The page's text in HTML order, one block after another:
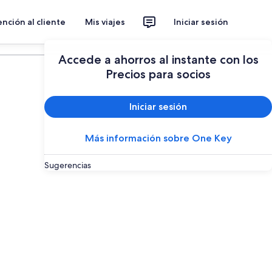
al cliente Mis viajes Iniciar sesión
Accede a ahorros al instante con los
Precios para socios
Iniciar sesión
Más información sobre One Key
Sugerencias